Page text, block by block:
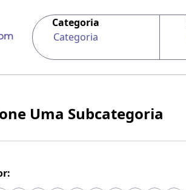
Categoria
Categoria
Uma Subcategoria